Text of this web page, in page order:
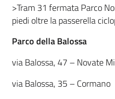
>Tram 31 fermata Parco
piedi oltre la passerella
Parco della Balossa
via Balossa, 47 – Novate
via Balossa, 35 – Cormano